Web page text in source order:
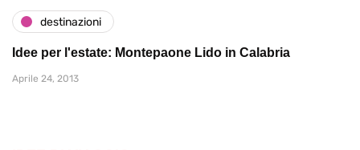
destinazioni
Idee per l'estate: Montepaone Lido in Calabria
Aprile 24, 2013